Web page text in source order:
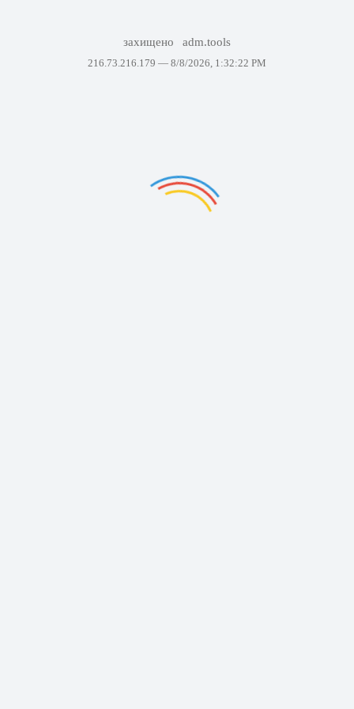
захищено adm.tools
216.73.216.179 — 8/8/2026, 1:32:22 PM